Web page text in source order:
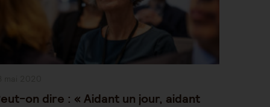
on dire : « Aidant un jour, aidant